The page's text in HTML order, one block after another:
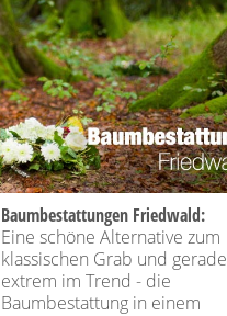
Baumbestattungen Friedwald:
Eine schöne Alternative zum
klassischen Grab und gerade
extrem im Trend - die
Baumbestattung in einem